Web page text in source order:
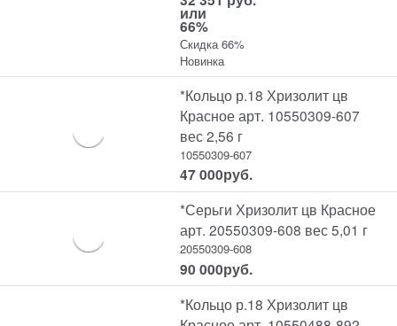
или
66%
Скидка 66%
Новинка
*Кольцо р.18 Хризолит цв
Красное арт. 10550309-607
вес 2,56 г
10550309-607
47 000руб.
*Серьги Хризолит цв Красное
арт. 20550309-608 вес 5,01 г
20550309-608
90 000руб.
*Кольцо р.18 Хризолит цв